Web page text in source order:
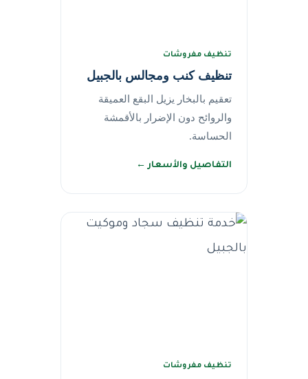
تنظيف مفروشات
تنظيف كنب ومجالس بالجبيل
تعقيم بالبخار يزيل البقع العميقة
والروائح دون الإضرار بالأقمشة
الحساسة.
التفاصيل والأسعار ←
تنظيف مفروشات